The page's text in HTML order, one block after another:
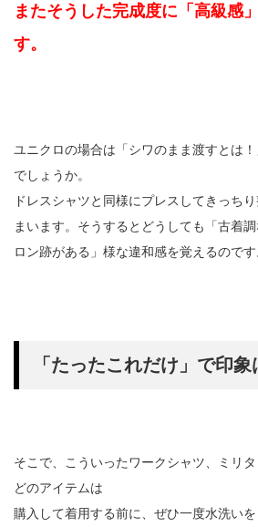
またそうした完成度に「高級感
す。
ユニクロの場合は「シワのまま渡すとは
でしょうか。
ドレスシャツと同様にプレスしてきっち
まいます。そうするとどうしても「古着
ロン跡がある」様な違和感を覚えるのです
「たったこれだけ」で印
そこで、こういったワークシャツ、ミリ
どのアイテムは
購入して着用する前に、ぜひ一度水洗いを